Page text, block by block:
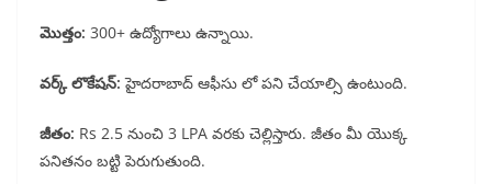
మొత్తం: 300+ ఉద్యోగాలు ఉన్నాయి.
వర్క్ లొకేషన్: హైదరాబాద్ ఆఫీసు లో పని చేయాల్సి ఉంటుంది.
జీతం: Rs 2.5 నుంచి 3 LPA వరకు చెల్లిస్తారు. జీతం మీ యొక్క
పనితనం బట్టి పెరుగుతుంది.